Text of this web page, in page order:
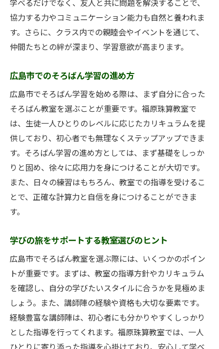
学べるだけでなく、友人と共に問題を解決することで、
協力する力やコミュニケーション能力も自然と養われま
す。さらに、クラス内での親睦会やイベントを通じて、
仲間たちとの絆が深まり、学習意欲が高まります。
広島市でのそろばん学習の進め方
広島市でそろばん学習を始める際は、まず自分に合った
そろばん教室を選ぶことが重要です。福原珠算教室で
は、生徒一人ひとりのレベルに応じたカリキュラムを提
供しており、初心者でも無理なくステップアップできま
す。そろばん学習の進め方としては、まず基礎をしっか
りと固め、徐々に応用力を身につけることが大切です。
また、日々の練習はもちろん、教室での指導を受けるこ
とで、正確な計算力と自信を身につけることができま
す。
学びの旅をサポートする教室選びのヒント
広島市でそろばん教室を選ぶ際には、いくつかのポイン
トが重要です。まずは、教室の指導方針やカリキュラム
を確認し、自分の学びたいスタイルに合うかを見極めま
しょう。また、講師陣の経験や資格も大切な要素です。
経験豊富な講師陣は、初心者にも分かりやすくしっかり
とした指導を行ってくれます。福原珠算教室では、一人